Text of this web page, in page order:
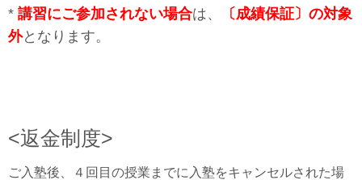
* 講習にご参加されない場合は、
〔成績保証〕の対象
外となります。
<返金制度>
ご入塾後、４回目の授業までに入塾をキャンセルされた場